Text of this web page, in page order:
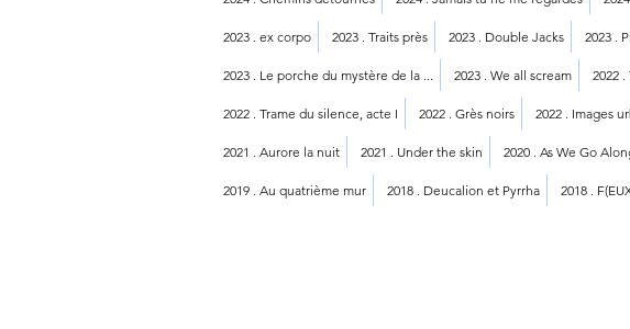
2023 . ex corpo 2023 . Traits près 2023 . Double Jacks 2023 .
2023 . Le porche du mystère de la ... 2023 . We all scream 2022 .
2022 . Trame du silence, acte I 2022 . Grès noirs 2022 . Images
2021 . Aurore la nuit 2021 . Under the skin 2020 . As We Go
2019 . Au quatrième mur 2018 . Deucalion et Pyrrha 2018 .